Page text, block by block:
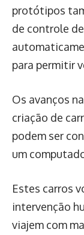
protótipos
de controle
para permitir
Os avanços
criação de
podem ser
um
Estes carros
intervenção
viajem com